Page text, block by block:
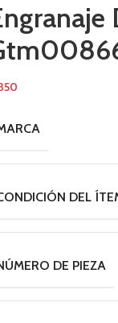
DEL
DE PIEZA